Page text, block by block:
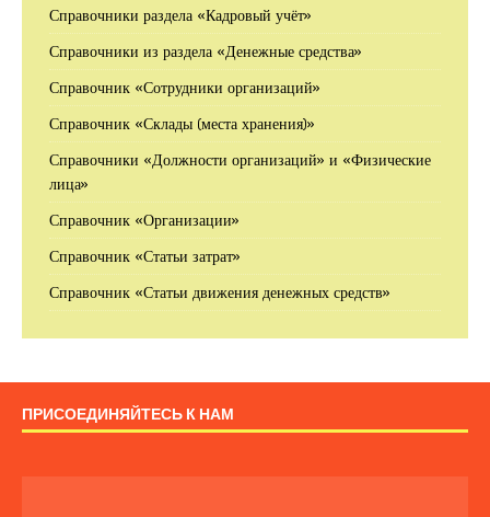
Справочники раздела «Кадровый учёт»
Справочники из раздела «Денежные средства»
Справочник «Сотрудники организаций»
Справочник «Склады (места хранения)»
Справочники «Должности организаций» и «Физические
лица»
Справочник «Организации»
Справочник «Статьи затрат»
Справочник «Статьи движения денежных средств»
ПРИСОЕДИНЯЙТЕСЬ К НАМ